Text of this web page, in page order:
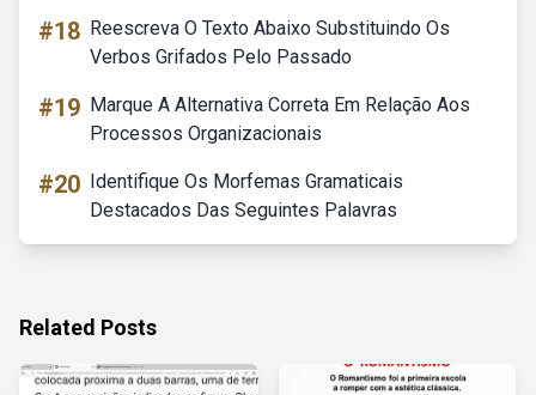
#18 Reescreva O Texto Abaixo Substituindo Os
Verbos Grifados Pelo Passado
#19 Marque A Alternativa Correta Em Relação Aos
Processos Organizacionais
#20 Identifique Os Morfemas Gramaticais
Destacados Das Seguintes Palavras
Related Posts